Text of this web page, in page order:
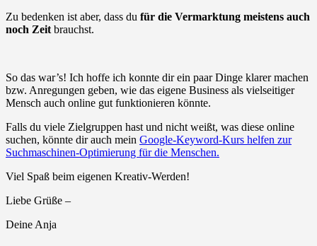
Zu bedenken ist aber, dass du für die Vermarktung meistens auch
noch Zeit brauchst.
So das war’s! Ich hoffe ich konnte dir ein paar Dinge klarer machen
bzw. Anregungen geben, wie das eigene Business als vielseitiger
Mensch auch online gut funktionieren könnte.
Falls du viele Zielgruppen hast und nicht weißt, was diese online
suchen, könnte dir auch mein Google-Keyword-Kurs helfen zur
Suchmaschinen-Optimierung für die Menschen.
Viel Spaß beim eigenen Kreativ-Werden!
Liebe Grüße –
Deine Anja